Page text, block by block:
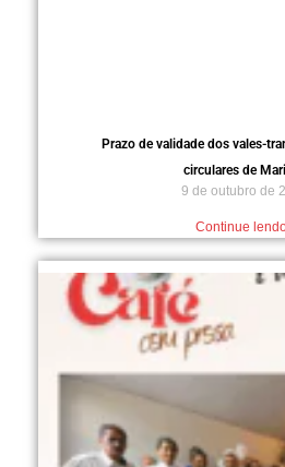
Prazo de validade dos vales-
circulares de
9 de outubro de
Continue